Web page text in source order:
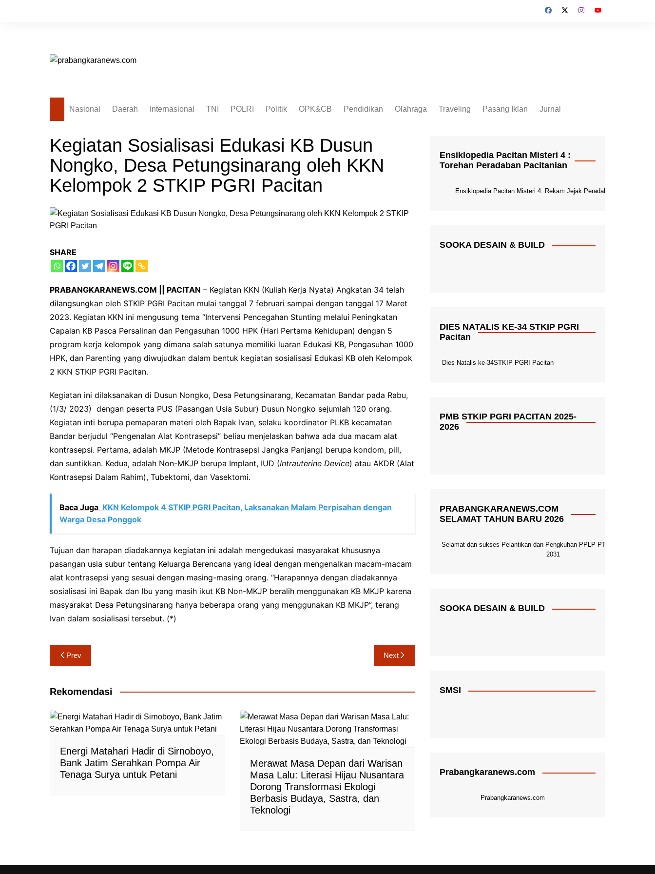
Nasional Daerah Internasional TNI POLRI Politik OPK&CB Pendidikan Olahraga Traveling Pasang Iklan Jurnal
Kegiatan Sosialisasi Edukasi KB Dusun
Nongko, Desa Petungsinarang oleh KKN
Kelompok 2 STKIP PGRI Pacitan
SHARE
PRABANGKARANEWS.COM || PACITAN – Kegiatan KKN (Kuliah Kerja Nyata) Angkatan 34 telah
dilangsungkan oleh STKIP PGRI Pacitan mulai tanggal 7 februari sampai dengan tanggal 17 Maret
2023. Kegiatan KKN ini mengusung tema “Intervensi Pencegahan Stunting melalui Peningkatan
Capaian KB Pasca Persalinan dan Pengasuhan 1000 HPK (Hari Pertama Kehidupan) dengan 5
program kerja kelompok yang dimana salah satunya memiliki luaran Edukasi KB, Pengasuhan 1000
HPK, dan Parenting yang diwujudkan dalam bentuk kegiatan sosialisasi Edukasi KB oleh Kelompok
2 KKN STKIP PGRI Pacitan.
Kegiatan ini dilaksanakan di Dusun Nongko, Desa Petungsinarang, Kecamatan Bandar pada Rabu,
(1/3/ 2023) dengan peserta PUS (Pasangan Usia Subur) Dusun Nongko sejumlah 120 orang.
Kegiatan inti berupa pemaparan materi oleh Bapak Ivan, selaku koordinator PLKB kecamatan
Bandar berjudul “Pengenalan Alat Kontrasepsi” beliau menjelaskan bahwa ada dua macam alat
kontrasepsi. Pertama, adalah MKJP (Metode Kontrasepsi Jangka Panjang) berupa kondom, pill,
dan suntikkan. Kedua, adalah Non-MKJP berupa Implant, IUD (Intrauterine Device) atau AKDR (Alat
Kontrasepsi Dalam Rahim), Tubektomi, dan Vasektomi.
Baca Juga KKN Kelompok 4 STKIP PGRI Pacitan, Laksanakan Malam Perpisahan dengan
Warga Desa Ponggok
Tujuan dan harapan diadakannya kegiatan ini adalah mengedukasi masyarakat khususnya
pasangan usia subur tentang Keluarga Berencana yang ideal dengan mengenalkan macam-macam
alat kontrasepsi yang sesuai dengan masing-masing orang. “Harapannya dengan diadakannya
sosialisasi ini Bapak dan Ibu yang masih ikut KB Non-MKJP beralih menggunakan KB MKJP karena
masyarakat Desa Petungsinarang hanya beberapa orang yang menggunakan KB MKJP”, terang
Ivan dalam sosialisasi tersebut. (*)
Navigasi
pos
Prev Next
Rekomendasi
Energi Matahari Hadir di Sirnoboyo,
Bank Jatim Serahkan Pompa Air
Tenaga Surya untuk Petani
Merawat Masa Depan dari Warisan
Masa Lalu: Literasi Hijau Nusantara
Dorong Transformasi Ekologi
Berbasis Budaya, Sastra, dan
Teknologi
Ensiklopedia Pacitan Misteri 4 :
Torehan Peradaban Pacitanian
Ensiklopedia Pacitan Misteri 4: Rekam Jejak Peradaban Dunia
SOOKA DESAIN & BUILD
DIES NATALIS KE-34 STKIP PGRI
Pacitan
Dies Natalis ke-34STKIP PGRI Pacitan
PMB STKIP PGRI PACITAN 2025-
2026
PRABANGKARANEWS.COM
SELAMAT TAHUN BARU 2026
Selamat dan sukses Pelantikan dan Pengkuhan PPLP PT PGRI Pacitan
2031
SOOKA DESAIN & BUILD
SMSI
Prabangkaranews.com
Prabangkaranews.com